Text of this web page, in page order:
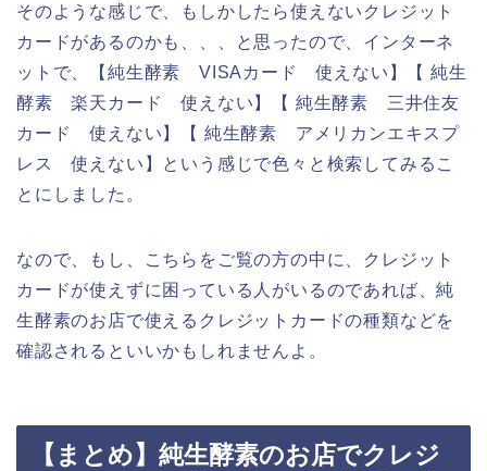
そのような感じで、もしかしたら使えないクレジット
カードがあるのかも、、、と思ったので、インターネ
ットで、【純生酵素 VISAカード 使えない】【 純生
酵素 楽天カード 使えない】【 純生酵素 三井住友
カード 使えない】【 純生酵素 アメリカンエキスプ
レス 使えない】という感じで色々と検索してみるこ
とにしました。
なので、もし、こちらをご覧の方の中に、クレジット
カードが使えずに困っている人がいるのであれば、純
生酵素のお店で使えるクレジットカードの種類などを
確認されるといいかもしれませんよ。
【まとめ】純生酵素のお店でクレジ